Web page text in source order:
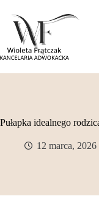
treści
Pułapka idealnego
12 marca, 2026